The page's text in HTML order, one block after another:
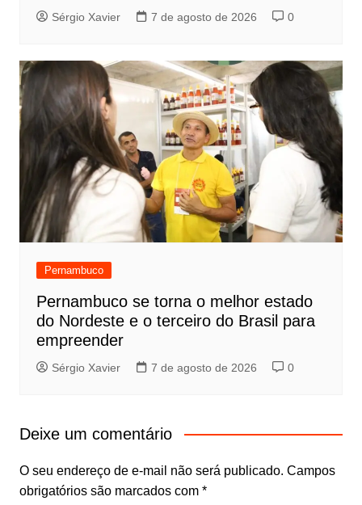
Sérgio Xavier 7 de agosto de 2026 0
Pernambuco
Pernambuco se torna o melhor estado
do Nordeste e o terceiro do Brasil para
empreender
Sérgio Xavier 7 de agosto de 2026 0
Deixe um comentário
O seu endereço de e-mail não será publicado. Campos
obrigatórios são marcados com *